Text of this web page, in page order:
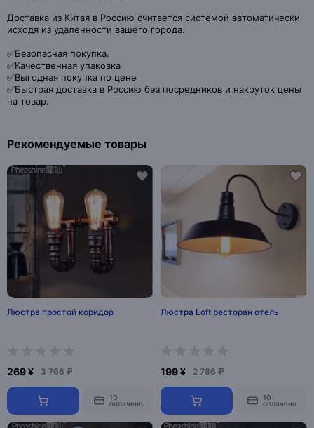
Доставка из Китая в Россию считается системой автоматически
исходя из удаленности вашего города.
✅Безопасная покупка.
✅Качественная упаковка
✅Выгодная покупка по цене
✅Быстрая доставка в Россию без посредников и накруток цены
на товар.
Рекомендуемые товары
Люстра простой коридор
269 ¥ 3 766 ₽
10
оплачено
Люстра Loft ресторан отель
199 ¥ 2 786 ₽
10
оплачено